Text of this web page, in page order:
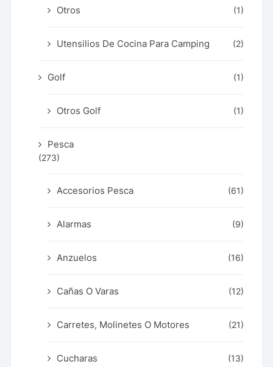
Otros (1)
Utensilios De Cocina Para Camping (2)
Golf (1)
Otros Golf (1)
Pesca
(273)
Accesorios Pesca (61)
Alarmas (9)
Anzuelos (16)
Cañas O Varas (12)
Carretes, Molinetes O Motores (21)
Cucharas (13)